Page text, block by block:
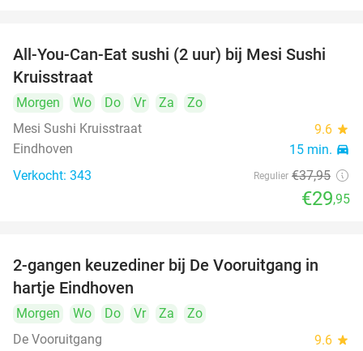
21%
All-You-Can-Eat sushi (2 uur) bij Mesi Sushi
Kruisstraat
Morgen Wo Do Vr Za
Zo
Mesi Sushi Kruisstraat
9.6 star
Eindhoven 15 min. directions_car
Verkocht: 343 Regulier €37,95
€29,95
42%
2-gangen keuzediner bij De Vooruitgang in
hartje Eindhoven
Morgen Wo Do Vr Za
Zo
De Vooruitgang
9.6 star